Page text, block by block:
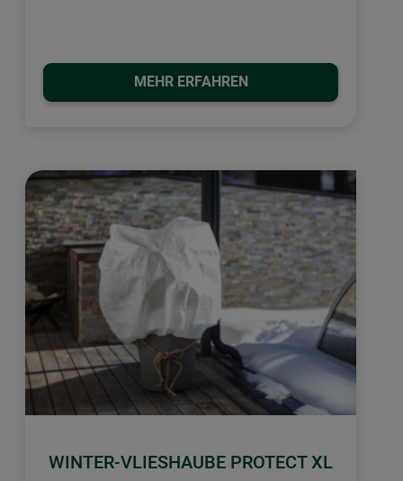
MEHR ERFAHREN
WINTER-VLIESHAUBE PROTECT XL